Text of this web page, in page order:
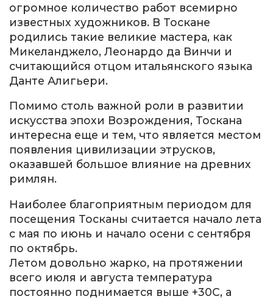
огромное количество работ всемирно
известных художников. В Тоскане
родились такие великие мастера, как
Микеланджело, Леонардо да Винчи и
считающийся отцом итальянского языка
Данте Алигьери.
Помимо столь важной роли в развитии
искусства эпохи Возрождения, Тоскана
интересна еще и тем, что является местом
появления цивилизации этрусков,
оказавшей большое влияние на древних
римлян.
Наиболее благоприятным периодом для
посещения Тосканы считается начало лета
с мая по июнь и начало осени с сентября
по октябрь.
Летом довольно жарко, на протяжении
всего июля и августа температура
постоянно поднимается выше +30С, а